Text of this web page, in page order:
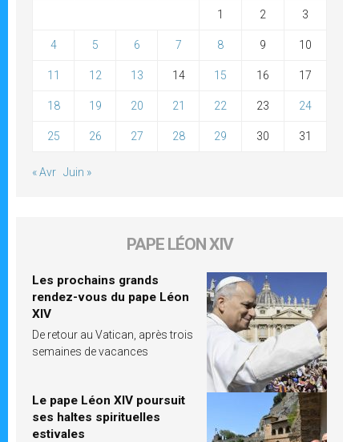
1 2 3
4 5 6 7 8 9 10
11 12 13 14 15 16 17
18 19 20 21 22 23 24
25 26 27 28 29 30 31
« Avr Juin »
PAPE LÉON XIV
Les prochains grands
rendez-vous du pape Léon
XIV
De retour au Vatican, après trois
semaines de vacances
Le pape Léon XIV poursuit
ses haltes spirituelles
estivales